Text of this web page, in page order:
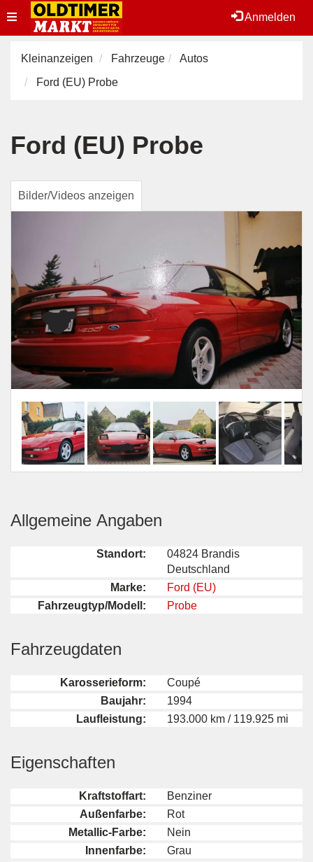
Anmelden
Toggle
navigation
Kleinanzeigen Fahrzeuge
Autos
Ford (EU) Probe
Ford (EU) Probe
Bilder/Videos anzeigen
Allgemeine Angaben
Standort:
04824 Brandis
Deutschland
Marke:
Ford (EU)
Fahrzeugtyp/Modell:
Probe
Fahrzeugdaten
Karosserieform:
Coupé
Baujahr:
1994
Laufleistung:
193.000 km / 119.925 mi
Eigenschaften
Kraftstoffart:
Benziner
Außenfarbe:
Rot
Metallic-Farbe:
Nein
Innenfarbe:
Grau